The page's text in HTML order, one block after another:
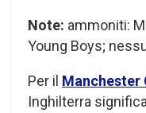
Note: ammoniti:
Young Boys;
Per il Manchester
Inghilterra